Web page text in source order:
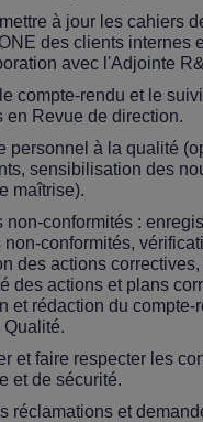
à jour les cahiers
des clients internes
avec l'Adjointe
compte-rendu et le
en Revue de direction.
personnel à la qualité
sensibilisation des
maîtrise).
non-conformités :
non-conformités,
des actions
des actions et plans
et rédaction du compte-
et faire respecter les
et de sécurité.
réclamations et